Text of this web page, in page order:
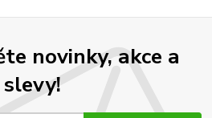
novinky, akce a
slevy!